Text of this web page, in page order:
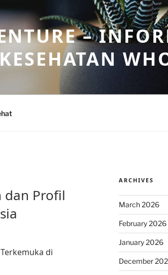
–
dan Profil
di
ARCHIVES
March 2026
February 2026
January 2026
December